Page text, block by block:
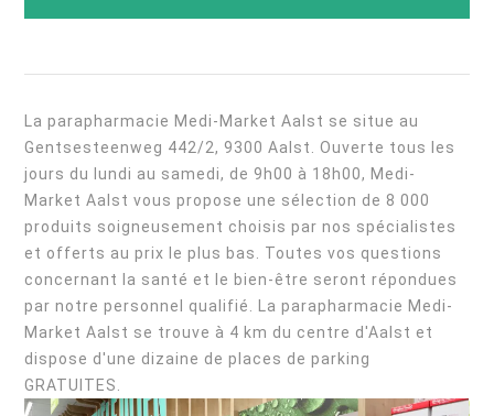
La parapharmacie Medi-Market Aalst se situe au
Gentsesteenweg 442/2, 9300 Aalst. Ouverte tous les
jours du lundi au samedi, de 9h00 à 18h00, Medi-
Market Aalst vous propose une sélection de 8 000
produits soigneusement choisis par nos spécialistes
et offerts au prix le plus bas. Toutes vos questions
concernant la santé et le bien-être seront répondues
par notre personnel qualifié. La parapharmacie Medi-
Market Aalst se trouve à 4 km du centre d'Aalst et
dispose d'une dizaine de places de parking
GRATUITES.